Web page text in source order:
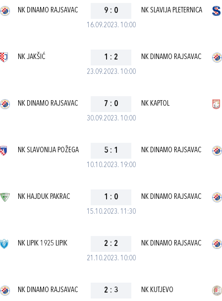
16.09.2023. 10:00
NK DINAMO RAJSAVAC 9 : 0 NK SLAVIJA PLETERNICA
23.09.2023. 10:00
NK JAKŠIĆ 1 : 2 NK DINAMO RAJSAVAC
30.09.2023. 10:00
NK DINAMO RAJSAVAC 7 : 0 NK KAPTOL
10.10.2023. 19:00
NK SLAVONIJA POŽEGA 5 : 1 NK DINAMO RAJSAVAC
15.10.2023. 11:30
NK HAJDUK PAKRAC 1 : 0 NK DINAMO RAJSAVAC
21.10.2023. 10:00
NK LIPIK 1925 LIPIK 2 : 2 NK DINAMO RAJSAVAC
NK DINAMO RAJSAVAC 2 : 3 NK KUTJEVO